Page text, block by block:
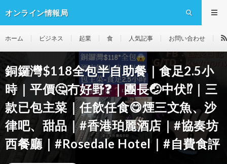
オンライン情報局
ホーム ビジネス 起業 食 人気記事 お問い合わせ
銅鑼灣$118全包半自助餐｜食足2.5小
時｜平價🤔冇好野❓️｜團長🤕中伏⁉️｜三
款已包主菜｜任飲任食😋煙三文魚、沙
律吧、甜品｜#香港珀麗酒店｜#協奏坊
西餐廳｜#Rosedale Hotel｜#自費食評